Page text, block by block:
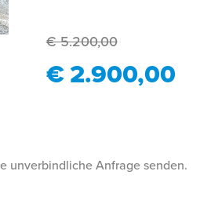
€ 5.200,00
€ 2.900,00
unverbindliche Anfrage senden.